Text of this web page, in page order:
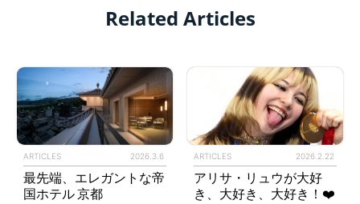
Related Articles
ARTICLES 2026.3.6
最先端、エレガントな帝
国ホテル 京都
ARTICLES 2026.2.22
アリサ・リュウが大好
き、大好き、大好き！❤️